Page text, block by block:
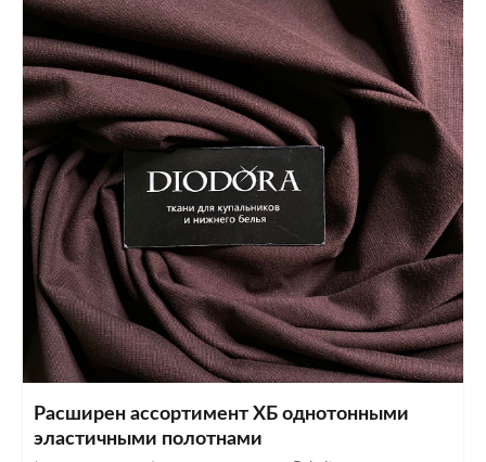
Расширен ассортимент ХБ однотонными
эластичными полотнами